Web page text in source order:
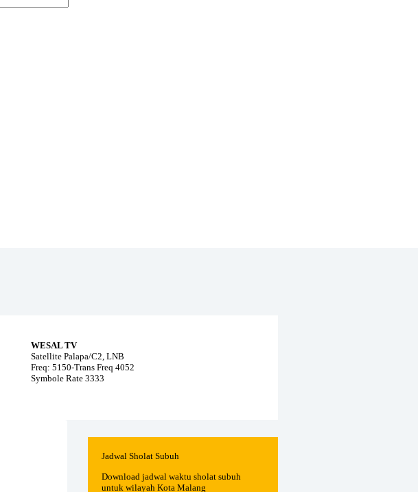
WESAL TV
Satellite Palapa/C2, LNB
Freq: 5150-Trans Freq 4052
Symbole Rate 3333
Jadwal Sholat Subuh
Download jadwal waktu sholat subuh
untuk wilayah Kota Malang